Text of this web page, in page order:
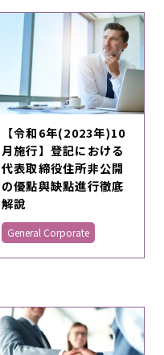
【令和6年(2023年)10
月施行】登記における
代表取締役住所非公開
の優點與缺點進行徹底
解說
General Corporate